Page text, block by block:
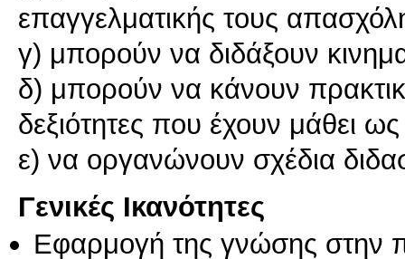
επαγγελματικής τους
γ) μπορούν να διδάξουν
δ) μπορούν να κάνουν
δεξιότητες που έχουν μάθει
ε) να οργανώνουν σχέδια
Γενικές Ικανότητες
Εφαρμογή της γνώσης στην